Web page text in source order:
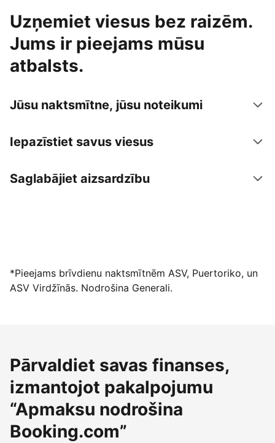
Uzņemiet viesus bez raizēm.
Jums ir pieejams mūsu
atbalsts.
Jūsu naktsmītne, jūsu noteikumi
Iepazīstiet savus viesus
Saglabājiet aizsardzību
Izvietot piedāvājumu mūsu platformā
*Pieejams brīvdienu naktsmītnēm ASV, Puertoriko, un
ASV Virdžīnās. Nodrošina Generali.
Pārvaldiet savas finanses,
izmantojot pakalpojumu
“Apmaksu nodrošina
Booking.com”